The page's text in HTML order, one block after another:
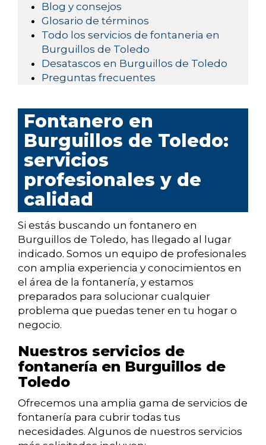
Blog y consejos
Glosario de términos
Todo los servicios de fontaneria en
Burguillos de Toledo
Desatascos en Burguillos de Toledo
Preguntas frecuentes
Fontanero en
Burguillos de Toledo:
servicios
profesionales y de
calidad
Si estás buscando un fontanero en
Burguillos de Toledo, has llegado al lugar
indicado. Somos un equipo de profesionales
con amplia experiencia y conocimientos en
el área de la fontanería, y estamos
preparados para solucionar cualquier
problema que puedas tener en tu hogar o
negocio.
Nuestros servicios de
fontanería en Burguillos de
Toledo
Ofrecemos una amplia gama de servicios de
fontanería para cubrir todas tus
necesidades. Algunos de nuestros servicios